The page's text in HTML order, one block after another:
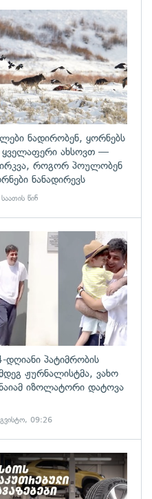
ნადირობენ, ყორნებს
ყველაფერი ახსოვთ —
როგორ პოულობენ
ნანადირევს
წინ
დღიანი პატიმრობის
ჟურნალისტმა, ვახო
იზოლატორი დატოვა
09:26